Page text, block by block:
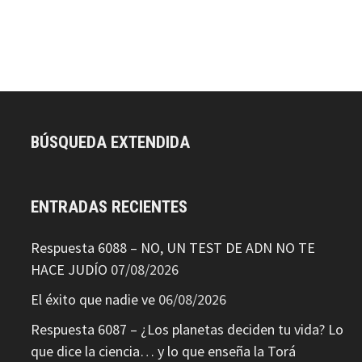
BÚSQUEDA EXTENDIDA
ENTRADAS RECIENTES
Respuesta 6088 – NO, UN TEST DE ADN NO TE
HACE JUDÍO 07/08/2026
El éxito que nadie ve 06/08/2026
Respuesta 6087 – ¿Los planetas deciden tu vida? Lo
que dice la ciencia… y lo que enseña la Torá